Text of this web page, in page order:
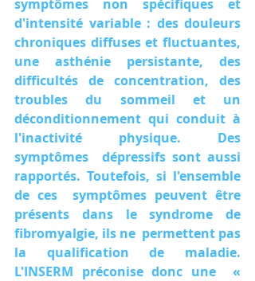
symptômes non spécifiques et
d'intensité variable : des douleurs
chroniques diffuses et fluctuantes,
une asthénie persistante, des
difficultés de concentration, des
troubles du sommeil et un
déconditionnement qui conduit à
l'inactivité physique. Des
symptômes  dépressifs sont aussi
rapportés. Toutefois, si l'ensemble
de ces  symptômes peuvent être
présents dans le syndrome de
fibromyalgie, ils ne  permettent pas
la qualification de maladie.
L'INSERM préconise donc une  «